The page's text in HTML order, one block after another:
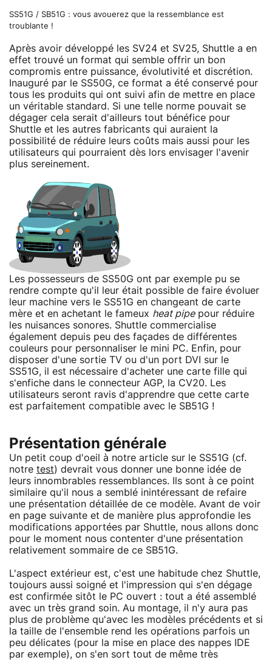
SS51G / SB51G : vous avouerez que la ressemblance est
troublante !
Après avoir développé les SV24 et SV25, Shuttle a en
effet trouvé un format qui semble offrir un bon
compromis entre puissance, évolutivité et discrétion.
Inauguré par le SS50G, ce format a été conservé pour
tous les produits qui ont suivi afin de mettre en place
un véritable standard. Si une telle norme pouvait se
dégager cela serait d'ailleurs tout bénéfice pour
Shuttle et les autres fabricants qui auraient la
possibilité de réduire leurs coûts mais aussi pour les
utilisateurs qui pourraient dès lors envisager l'avenir
plus sereinement.
Les possesseurs de SS50G ont par exemple pu se
rendre compte qu'il leur était possible de faire évoluer
leur machine vers le SS51G en changeant de carte
mère et en achetant le fameux heat pipepour réduire
les nuisances sonores. Shuttle commercialise
également depuis peu des façades de différentes
couleurs pour personnaliser le mini PC. Enfin, pour
disposer d'une sortie TV ou d'un port DVI sur le
SS51G, il est nécessaire d'acheter une carte fille qui
s'enfiche dans le connecteur AGP, la CV20. Les
utilisateurs seront ravis d'apprendre que cette carte
est parfaitement compatible avec le SB51G !
Présentation générale
Un petit coup d'oeil à notre article sur le SS51G (cf.
notre test) devrait vous donner une bonne idée de
leurs innombrables ressemblances. Ils sont à ce point
similaire qu'il nous a semblé inintéressant de refaire
une présentation détaillée de ce modèle. Avant de voir
en page suivante et de manière plus approfondie les
modifications apportées par Shuttle, nous allons donc
pour le moment nous contenter d'une présentation
relativement sommaire de ce SB51G.
L'aspect extérieur est, c'est une habitude chez Shuttle,
toujours aussi soigné et l'impression qui s'en dégage
est confirmée sitôt le PC ouvert : tout a été assemblé
avec un très grand soin. Au montage, il n'y aura pas
plus de problème qu'avec les modèles précédents et si
la taille de l'ensemble rend les opérations parfois un
peu délicates (pour la mise en place des nappes IDE
par exemple), on s'en sort tout de même très